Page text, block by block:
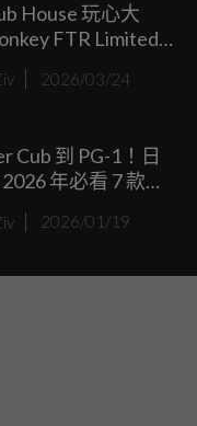
House 玩心大
FTR Limited
量 125 台發表，
奇塗裝向 80 年代
2026/03/24
Cub 到 PG-1！日
年必看 7 款
器」125 玩樂車推
2026/01/19